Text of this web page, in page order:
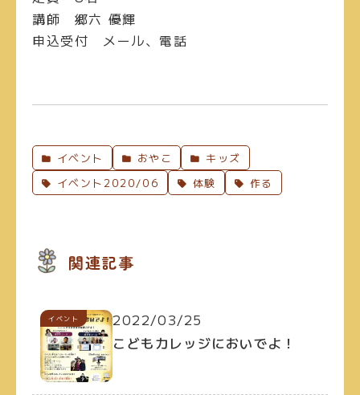
講師 郷六 優輝
申込受付 メール、電話
イベント おやこ
キッズ
イベント2020/06
体験 作る
関連記事
イベント
2022/03/25
こどもカレッジにおいでよ！